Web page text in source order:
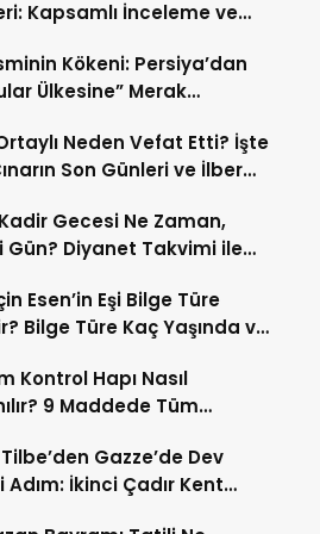
Kapsamlı İnceleme ve
Kökeni: Persiya’dan
Ülkesine” Merak
Neden Vefat Etti? İşte
Son Günleri ve İlber
Gecesi Ne Zaman,
Gün? Diyanet Takvimi ile
Esen’in Eşi Bilge Türe
Bilge Türe Kaç Yaşında ve
Kontrol Hapı Nasıl
9 Maddede Tüm
Tilbe’den Gazze’de Dev
Adım: İkinci Çadır Kent